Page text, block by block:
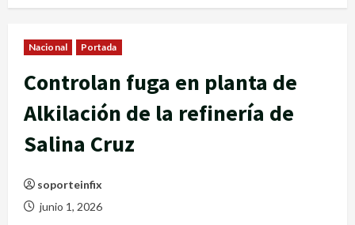
Nacional Portada
Controlan fuga en planta de
Alkilación de la refinería de
Salina Cruz
soporteinfix
junio 1, 2026